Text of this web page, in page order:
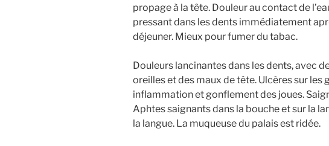
propage à la tête. Douleur au contact de
pressant dans les dents immédiatement
déjeuner. Mieux pour fumer du tabac.
Douleurs lancinantes dans les dents, avec
oreilles et des maux de tête. Ulcères sur les
inflammation et gonflement des joues.
Aphtes saignants dans la bouche et sur la
la langue. La muqueuse du palais est ridée.